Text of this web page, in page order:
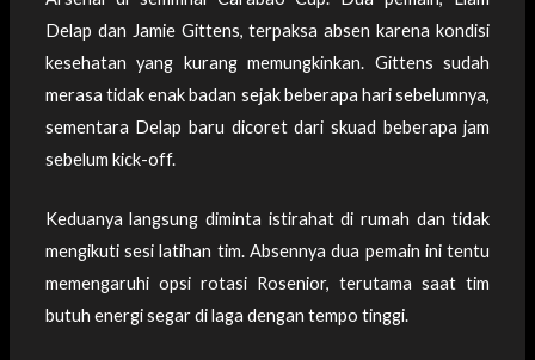
Delap dan Jamie Gittens, terpaksa absen karena kondisi
kesehatan yang kurang memungkinkan. Gittens sudah
merasa tidak enak badan sejak beberapa hari sebelumnya,
sementara Delap baru dicoret dari skuad beberapa jam
sebelum kick-off.
Keduanya langsung diminta istirahat di rumah dan tidak
mengikuti sesi latihan tim. Absennya dua pemain ini tentu
memengaruhi opsi rotasi Rosenior, terutama saat tim
butuh energi segar di laga dengan tempo tinggi.